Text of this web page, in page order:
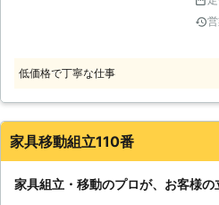
格
にお問い
し
し
が
度
り長
低価格で丁寧な仕事
家具移動組立110番
家具組立・移動のプロが、お客様